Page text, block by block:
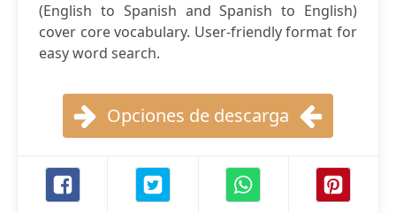
(English to Spanish and Spanish to English)
cover core vocabulary. User-friendly format for
easy word search.
Opciones de descarga